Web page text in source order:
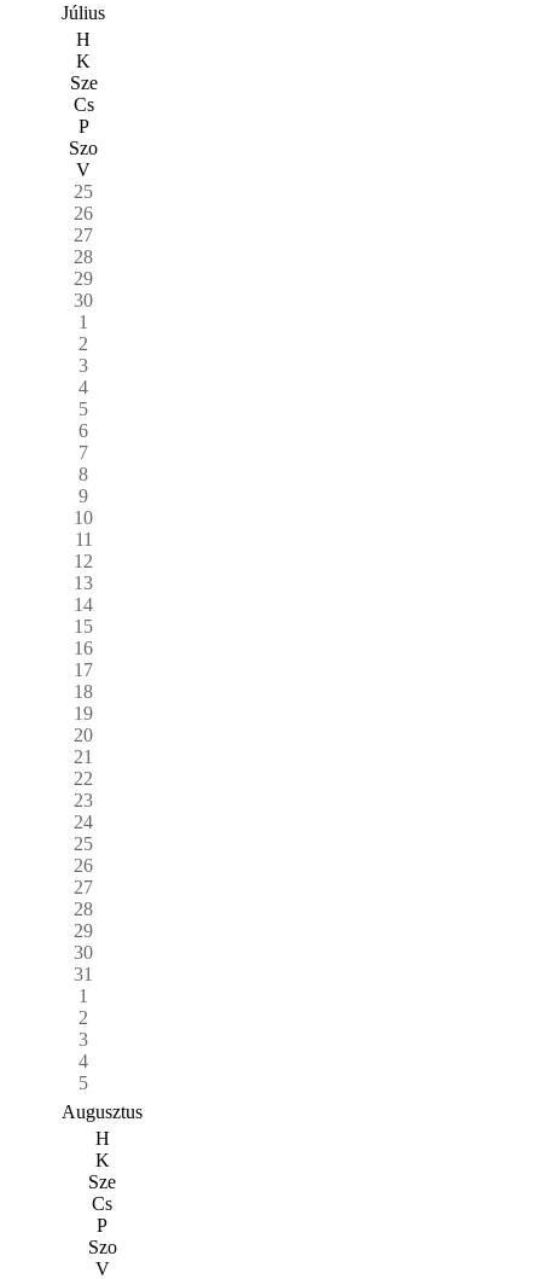
Július
H
K
Sze
Cs
P
Szo
V
25
26
27
28
29
30
1
2
3
4
5
6
7
8
9
10
11
12
13
14
15
16
17
18
19
20
21
22
23
24
25
26
27
28
29
30
31
1
2
3
4
5
Augusztus
H
K
Sze
Cs
P
Szo
V